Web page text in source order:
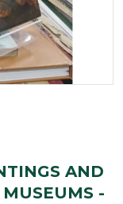
AND
-